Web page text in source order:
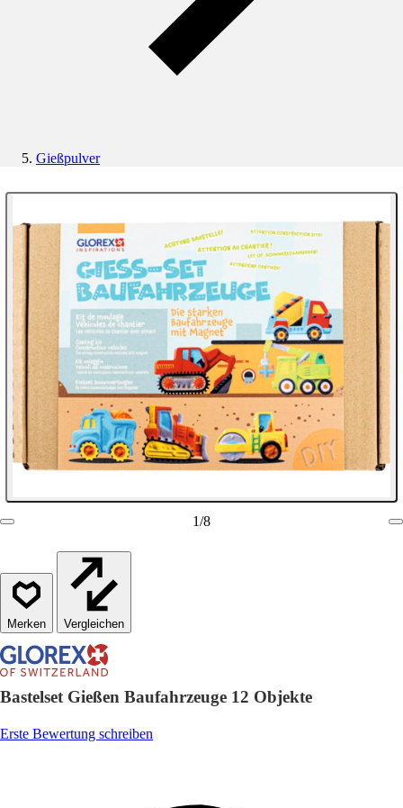
Gießpulver
1/8
Vergleichen
Bastelset Gießen Baufahrzeuge 12 Objekte
Erste Bewertung schreiben